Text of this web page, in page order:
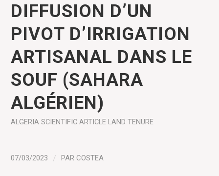
DIFFUSION D’UN
PIVOT D’IRRIGATION
ARTISANAL DANS LE
SOUF (SAHARA
ALGÉRIEN)
ALGERIA SCIENTIFIC ARTICLE LAND TENURE
07/03/2023 / PARCOSTEA